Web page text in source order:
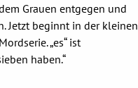
Grauen entgegen und
Jetzt beginnt in der kleinen
„es“ ist
haben.“